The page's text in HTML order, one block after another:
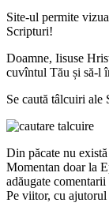
Site-ul permite
Scripturi!
Doamne, Iisuse
cuvîntul Tău și să-l
Se caută tâlcuiri ale
Din păcate nu
Momentan doar la
adăugate
Pe viitor, cu